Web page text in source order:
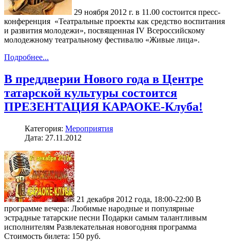
29 ноября 2012 г. в 11.00 состоится пресс-
конференция «Театральные проекты как средство воспитания
и развития молодежи», посвященная IV Всероссийскому
молодежному театральному фестивалю «Живые лица».
Подробнее...
В преддверии Нового года в Центре
татарской культуры состоится
ПРЕЗЕНТАЦИЯ КАРАОКЕ-Клуба!
Категория: Мероприятия
Дата: 27.11.2012
21 декабря 2012 года, 18:00-22:00 В
программе вечера: Любимые народные и популярные
эстрадные татарские песни Подарки самым талантливым
исполнителям Развлекательная новогодняя программа
Стоимость билета: 150 руб.